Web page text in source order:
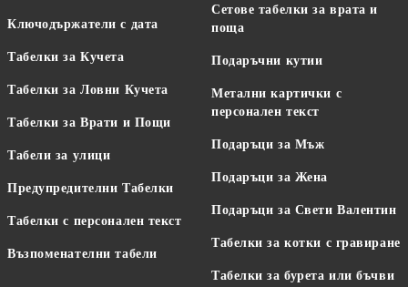
Ключодържатели с дата
Табелки за Кучета
Табелки за Ловни Кучета
Табелки за Врати и Пощи
Табели за улици
Предупредителни Табелки
Табелки с персонален текст
Възпоменателни табели
Сетове табелки за врата и
поща
Подаръчни кутии
Метални картички с
персонален текст
Подаръци за Мъж
Подаръци за Жена
Подаръци за Свети Валентин
Табелки за котки с гравиране
Табелки за бурета или бъчви